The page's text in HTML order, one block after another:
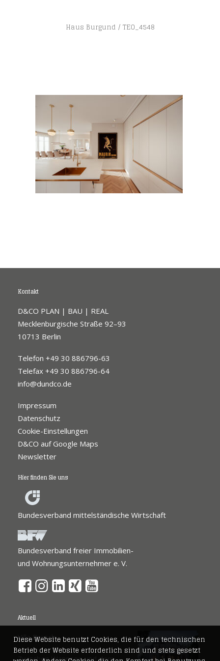
Haus Burgund TEO_4548
Kontakt
D&CO PLAN | BAU | REAL
Mecklenburgische Straße 92–93
10713 Berlin
Telefon +49 30 886796-63
Telefax +49 30 886796-64
info@dundco.de
Impressum
Datenschutz
Cookie-Einstellungen
D&CO auf Google Maps
Newsletter
Hier finden Sie uns
Bundesverband mittelständische Wirtschaft
Bundesverband freier Immobilien-
und Wohnungsunternehmer e. V.
Aktuell
Villa Brasch
Zwischen Wannsee und dem
Diese Website benutzt Cookies, die für den technischen
Betrieb der Website erforderlich sind und stets gesetzt